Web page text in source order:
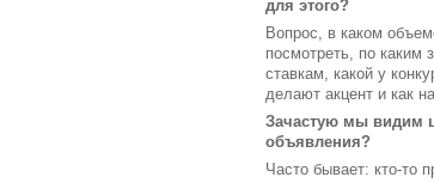
для этого?
Вопрос, в каком
посмотреть, по каким
ставкам, какой у
делают акцент и как
Зачастую мы видим
объявления?
Часто бывает: кто-то